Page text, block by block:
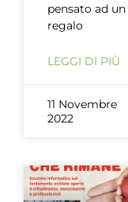
pensato ad un
regalo
LEGGI DI PIÙ
11 Novembre
2022